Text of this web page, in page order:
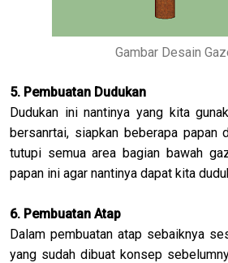
Gambar Desain
5. Pembuatan Dudukan
Dudukan ini nantinya yang kita
bersanrtai, siapkan beberapa papan
tutupi semua area bagian bawah
papan ini agar nantinya dapat kita
6. Pembuatan Atap
Dalam pembuatan atap sebaiknya
yang sudah dibuat konsep